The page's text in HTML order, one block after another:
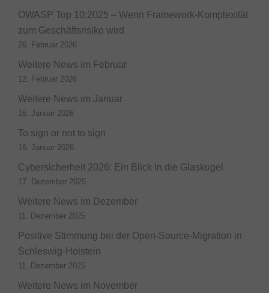
OWASP Top 10:2025 – Wenn Framework-Komplexität
zum Geschäftsrisiko wird
26. Februar 2026
Weitere News im Februar
12. Februar 2026
Weitere News im Januar
16. Januar 2026
To sign or not to sign
16. Januar 2026
Cybersicherheit 2026: Ein Blick in die Glaskugel
17. Dezember 2025
Weitere News im Dezember
11. Dezember 2025
Positive Stimmung bei der Open-Source-Migration in
Schleswig-Holstein
11. Dezember 2025
Weitere News im November